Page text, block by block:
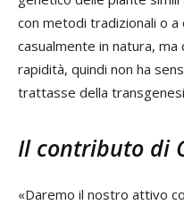
con metodi tradizionali o a
casualmente in natura,
rapidità, quindi non ha
trattasse della
Il contributo di
«Daremo il nostro attivo